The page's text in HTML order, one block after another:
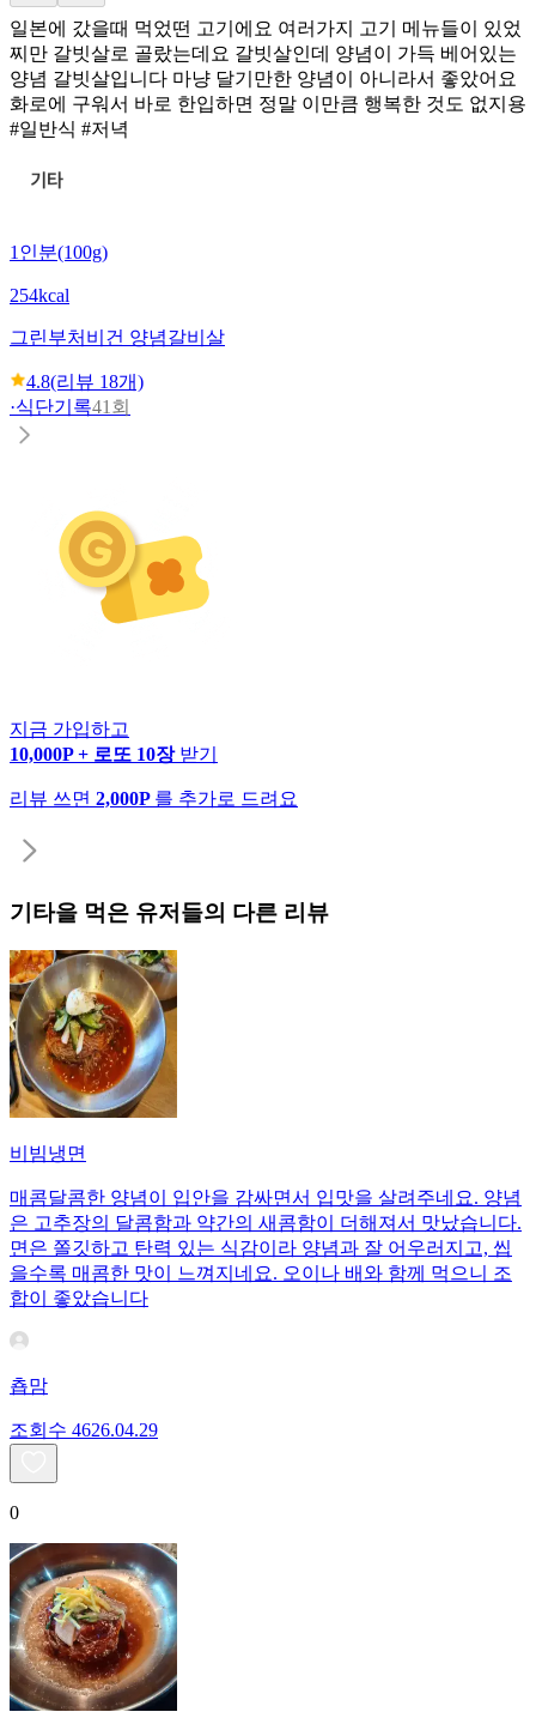
일본에 갔을때 먹었떤 고기에요 여러가지 고기 메뉴들이 있었
찌만 갈빗살로 골랐는데요 갈빗살인데 양념이 가득 베어있는
양념 갈빗살입니다 마냥 달기만한 양념이 아니라서 좋았어요
화로에 구워서 바로 한입하면 정말 이만큼 행복한 것도 없지용
#일반식 #저녁
1인분(100g)
254kcal
그린부처 비건 양념갈비살
4.8(리뷰 18개)
·식단기록41회
지금 가입하고
10,000P + 로또 10장 받기
리뷰 쓰면 2,000P 를 추가로 드려요
기타을 먹은 유저들의 다른 리뷰
비빔냉면
매콤달콤한 양념이 입안을 감싸면서 입맛을 살려주네요. 양념
은 고추장의 달콤함과 약간의 새콤함이 더해져서 맛났습니다.
면은 쫄깃하고 탄력 있는 식감이라 양념과 잘 어우러지고, 씹
을수록 매콤한 맛이 느껴지네요. 오이나 배와 함께 먹으니 조
합이 좋았습니다
춉맘
조회수 4626.04.29
0